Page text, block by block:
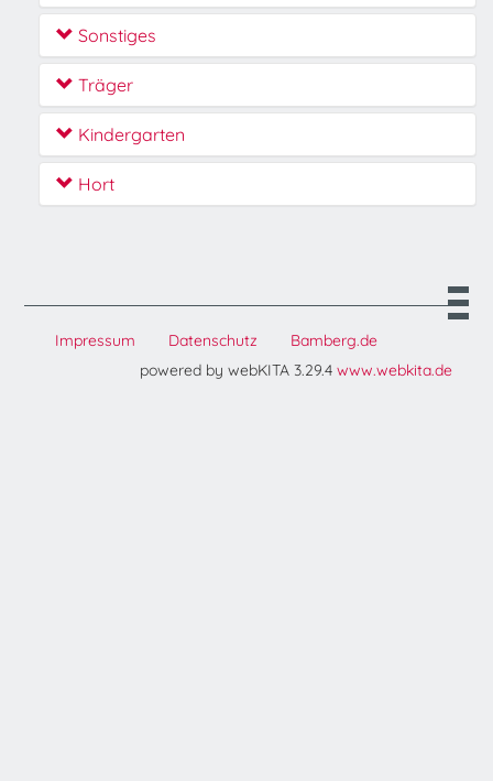
Sonstiges
Träger
Kindergarten
Hort
Impressum Datenschutz
Bamberg.de
powered by webKITA 3.29.4 www.webkita.de